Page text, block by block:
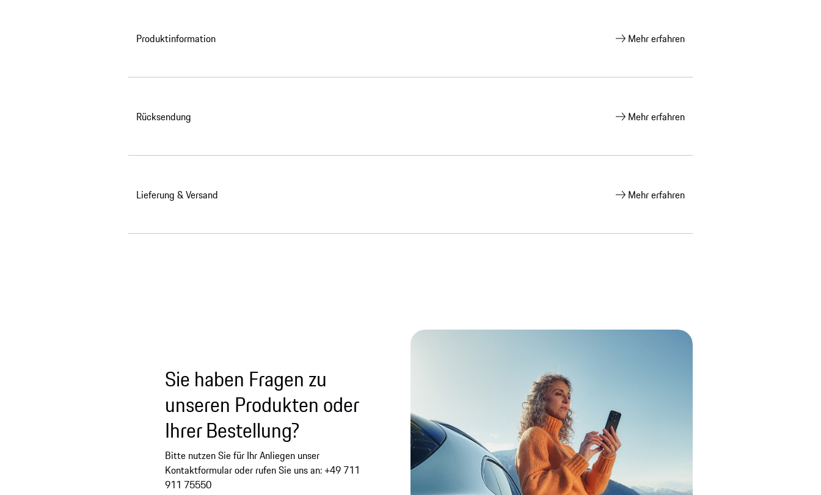
Produktinformation Mehr erfahren
Rücksendung Mehr erfahren
Lieferung & Versand Mehr erfahren
Sie haben Fragen zu
unseren Produkten oder
Ihrer Bestellung?
Bitte nutzen Sie für Ihr Anliegen unser
Kontaktformular oder rufen Sie uns an: +49 711
911 75550